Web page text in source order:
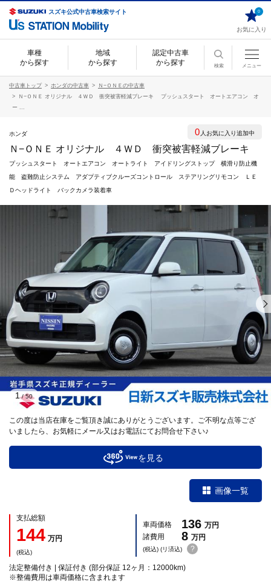
スズキ公式中古車検索サイト
お気に入り
0
車種
から探す
地域
から探す
認定中古車
から探す
検索 メニュー
中古車トップ ホンダの中古車
Ｎ−ＯＮＥの中古車
Ｎ−ＯＮＥ オリジナル ４ＷＤ 衝突被害軽減ブレーキ プッシュスタート オートエアコン オ
ー ...
ホンダ
Ｎ−ＯＮＥ オリジナル ４ＷＤ 衝突被害軽減ブレーキ
プッシュスタート オートエアコン オートライト アイドリングストップ 横滑り防止機
能 盗難防止システム アダプティブクルーズコントロール ステアリングリモコン ＬＥ
Ｄヘッドライト バックカメラ装着車
この度は当店在庫をご覧頂き誠にありがとうございます。ご不明な点等ござ
いましたら、お気軽にメール又はお電話にてお問合せ下さい♪
1/50
を見る
画像一覧
支払総額
144 万円
(税込)
車両価格 136 万円
諸費用
8 万円
(税込) (リ済込) ?
法定整備付き | 保証付き (部分保証 12ヶ月：12000km)
※整備費用は車両価格に含まれます
0 人お気に入り追加中